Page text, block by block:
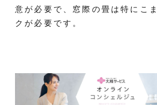
意が必要で、窓際の畳は特にこ
クが必要です。